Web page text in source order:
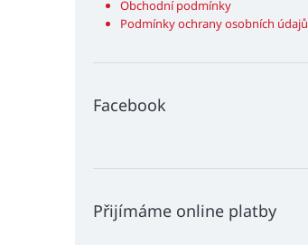
Obchodní podmínky
Podmínky ochrany osobních údajů
Facebook
Přijímáme online platby